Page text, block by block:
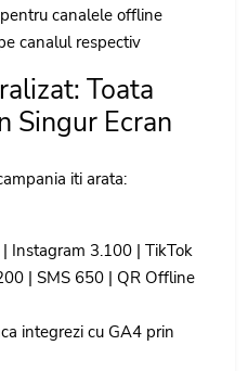
pentru canalele offline
canalul respectiv
Toata
Singur Ecran
iti arata:
Instagram 3.100 | TikTok
| SMS 650 | QR Offline
integrezi cu GA4 prin